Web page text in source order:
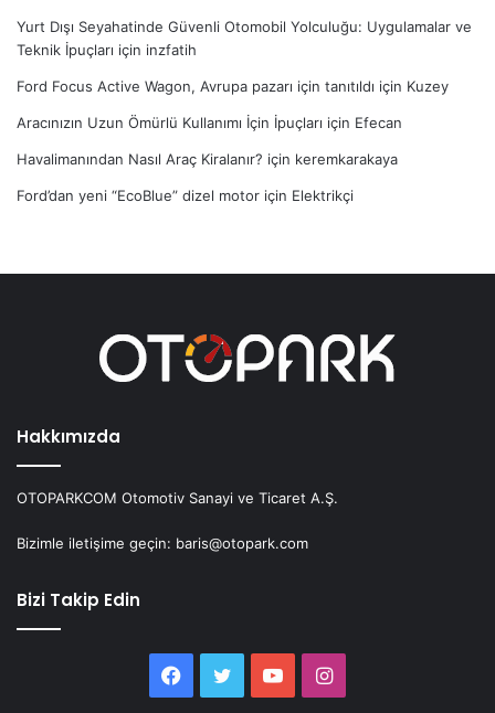
Yurt Dışı Seyahatinde Güvenli Otomobil Yolculuğu: Uygulamalar ve
Teknik İpuçları için inzfatih
Ford Focus Active Wagon, Avrupa pazarı için tanıtıldı için Kuzey
Aracınızın Uzun Ömürlü Kullanımı İçin İpuçları için Efecan
Havalimanından Nasıl Araç Kiralanır? için keremkarakaya
Ford’dan yeni “EcoBlue” dizel motor için Elektrikçi
Hakkımızda
OTOPARKCOM Otomotiv Sanayi ve Ticaret A.Ş.
Bizimle iletişime geçin: baris@otopark.com
Bizi Takip Edin
Facebook
Twitter YouTubeInstagram